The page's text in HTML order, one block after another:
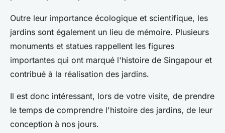
Outre leur importance écologique et scientifique, les
jardins sont également un lieu de mémoire. Plusieurs
monuments et statues rappellent les figures
importantes qui ont marqué l'histoire de Singapour et
contribué à la réalisation des jardins.
Il est donc intéressant, lors de votre visite, de prendre
le temps de comprendre l'histoire des jardins, de leur
conception à nos jours.